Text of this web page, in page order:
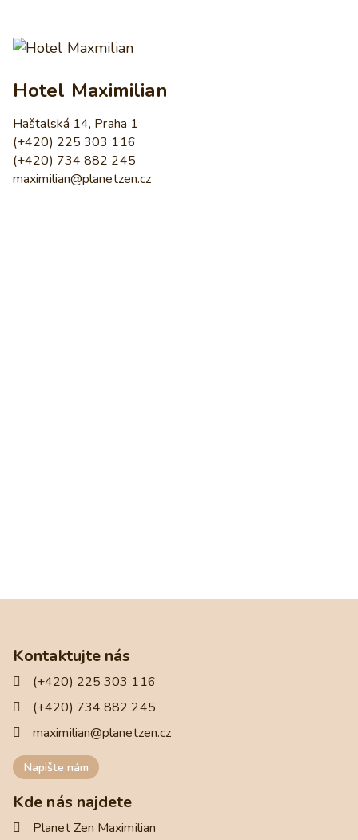
Hotel Maximilian
Haštalská 14, Praha 1
(+420) 225 303 116
(+420) 734 882 245
maximilian@planetzen.cz
Kontaktujte nás
(+420) 225 303 116
(+420) 734 882 245
maximilian@planetzen.cz
Napište nám
Kde nás najdete
Planet Zen Maximilian